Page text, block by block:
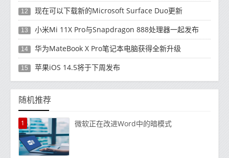
12 现在可以下载新的Microsoft Surface Duo更新
13 小米Mi 11X Pro与Snapdragon 888处理器一起发布
14 华为MateBook X Pro笔记本电脑获得全新升级
15 苹果iOS 14.5将于下周发布
随机推荐
1 微软正在改进Word中的暗模式